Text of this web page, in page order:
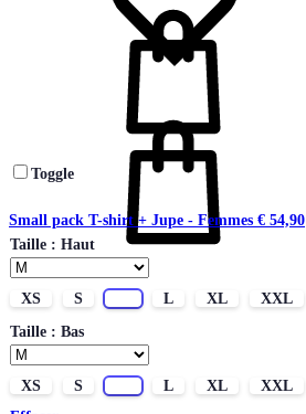
Toggle
Small pack T-shirt + Jupe - Femmes € 54,90
Taille : Haut
XS S L XL
XXL
Taille : Bas
XS S L XL
XXL